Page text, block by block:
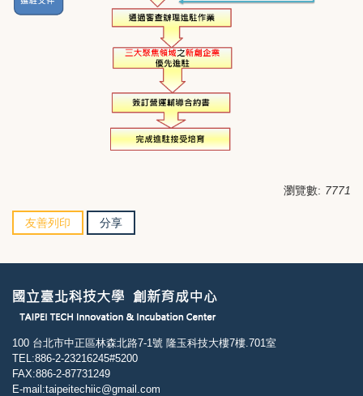
瀏覽數: 7771
友善列印 分享
100 台北市中正區林森北路7-1號 隆玉科技大樓7樓.701室
TEL:886-2-23216245#5200
FAX:886-2-87731249
E-mail:taipeitechiic@gmail.com